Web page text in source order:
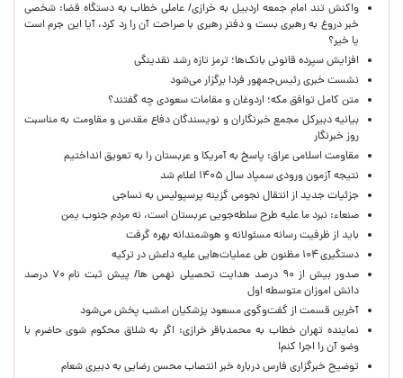
واکنش تند امام جمعه اردبیل به خرازی/ عاملی خطاب به دستگاه قضا: شخصی
خبر دروغ به رهبری بست و دفتر رهبری با صراحت آن را رد کرد، آیا این جرم است
یا خیر؟
افزایش سپرده قانونی بانک‌ها؛ ترمز تازه رشد نقدینگی
نشست خبری رئیس‌جمهور فردا برگزار می‌شود
متن کامل توافق مکه؛ اردوغان و مقامات سعودی چه گفتند؟
بیانیه دبیرکل مجمع خبرنگاران و نویسندگان دفاع مقدس و مقاومت به مناسبت
روز خبرنگار
مقاومت اسلامی عراق: پاسخ به آمریکا و عربستان را به تعویق انداختیم
نتیجه آزمون ورودی سمپاد سال ۱۴۰۵ اعلام شد
جزئیات جدید از انتقال نجومی گزینه پرسپولیس به نساجی
صنعاء: نبرد ما علیه طرح سلطه‌جویی عربستان است، نه مردم جنوب یمن
باید از ظرفیت رسانه مسئولانه و هوشمندانه بهره گرفت
دستگیری ۱۰۴ مظنون طی عملیات‌هایی علیه داعش در ترکیه
صدور بیش از ۹۰ درصد هدایت تحصیلی نهمی ها/ پیش ثبت نام ۷۰ درصد
دانش اموزان متوسطه اول
آخرین قسمت از گفت‌وگوی مسعود پزشکیان امشب پخش می‌شود
نماینده تهران خطاب به محمدباقر خرازی: اگر به شلاق محکوم شوی حاضرم با
وضو آن را اجرا کنم!
توضیح خبرگزاری فارس درباره خبر انتصاب محسن رضایی به دبیری شعام